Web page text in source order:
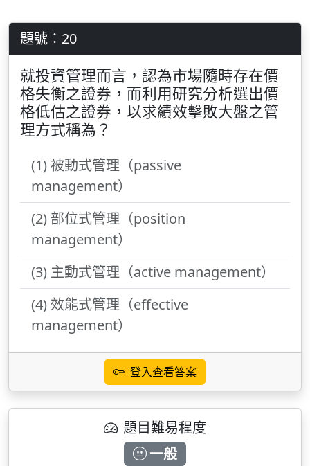
題號：20
就投資管理而言，認為市場隨時存在價
格失衡之證券，而利用研究分析選出價
格低估之證券，以求績效擊敗大盤之管
理方式稱為？
(1) 被動式管理（passive
management）
(2) 部位式管理（position
management）
(3) 主動式管理（active management）
(4) 效能式管理（effective
management）
登入查看答案
題目難易程度
一般